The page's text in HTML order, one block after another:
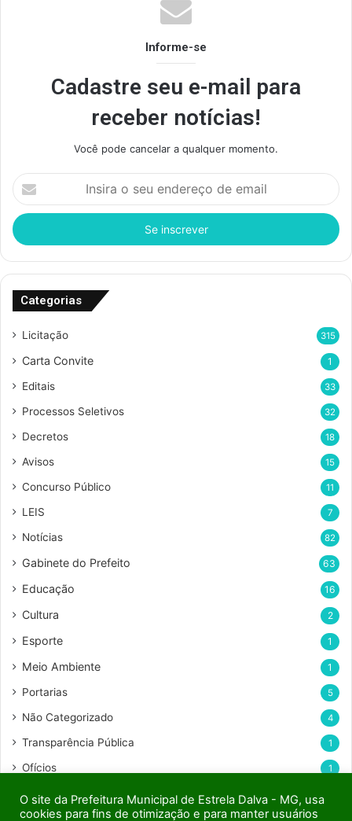
Informe-se
Cadastre seu e-mail para
receber notícias!
Você pode cancelar a qualquer momento.
Insira
o
seu
endereço
de
email
Categorias
Licitação 315
Carta Convite 1
Editais 33
Processos Seletivos 32
Decretos 18
Avisos 15
Concurso Público 11
LEIS 7
Notícias 82
Gabinete do Prefeito 63
Educação 16
Cultura 2
Esporte 1
Meio Ambiente 1
Portarias 5
Não Categorizado 4
Transparência Pública 1
Ofícios 1
O site da Prefeitura Municipal de Estrela Dalva - MG, usa
cookies para fins de otimização e para manter usuários